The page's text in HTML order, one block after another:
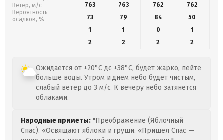
Ветер, м/с
Вероятность
осадков, %
763
763 762 762
73
79 84
50
1
1 0
1
2
2 2 2
Ожидается от +20°C до +38°C, будет жарко, пейте
больше воды. Утром и днем небо будет чистым,
слабый ветер до 3 м/с. К вечеру небо затянется
облаками.
Народные приметы: "Преображение (Яблочный
Спас). «Освящают яблоки и груши. «Пришел Спас —